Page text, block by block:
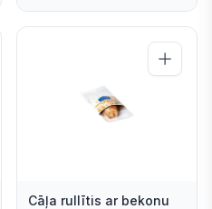
Cāļa rullītis ar bekonu